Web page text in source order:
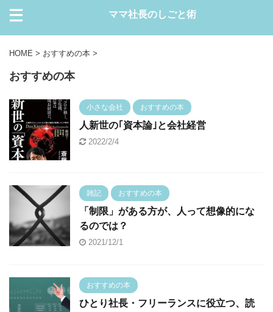
ママ社長のしごと術
HOME > おすすめの本 >
おすすめの本
小さな会社 おすすめの本
人新世の｢資本論｣と会社経営
2022/2/4
雑記 おすすめの本
「制限」がある方が、人って想像的にな
るのでは？
2021/12/1
おすすめの本
ひとり社長・フリーランスに役立つ、読